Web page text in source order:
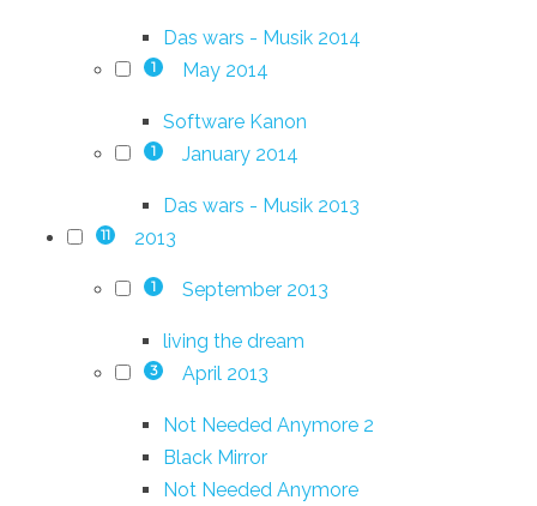
Das wars - Musik 2014
1 May 2014
Software Kanon
1 January 2014
Das wars - Musik 2013
11 2013
1 September 2013
living the dream
3 April 2013
Not Needed Anymore 2
Black Mirror
Not Needed Anymore